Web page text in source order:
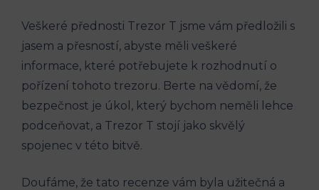
Veškeré přednosti Trezor T jsme vám předložili s
jasem a přesností, abyste měli veškeré
informace, které potřebujete k rozhodnutí o
pořízení tohoto trezoru. Berte na vědomí, že
bezpečnost je úkol, který bychom neměli lehce
podceňovat, a Trezor T stojí jako skvělý
spojenec v této bitvě.
Doufáme, že tato recenze vám byla užitečná a